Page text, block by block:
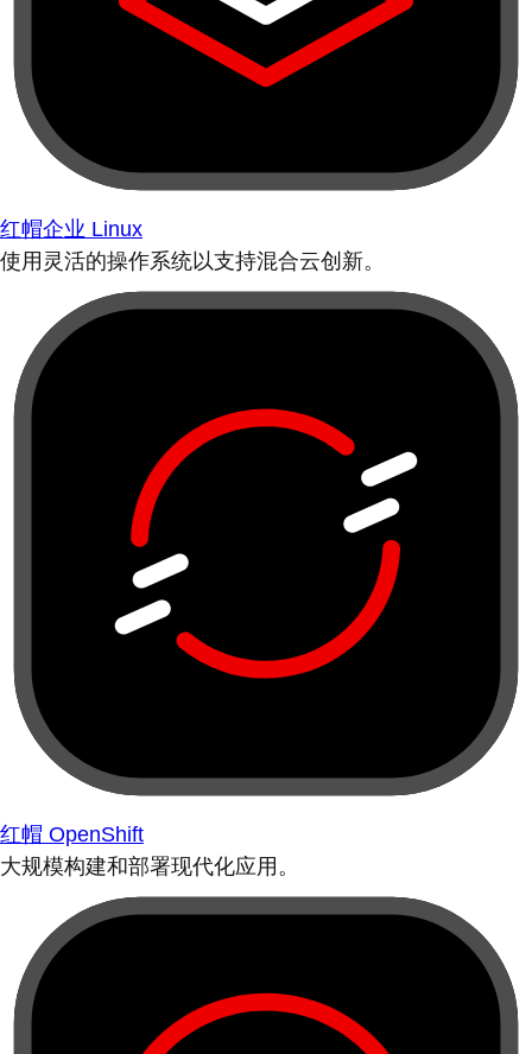
红帽企业 Linux
使用灵活的操作系统以支持混合云创新。
红帽 OpenShift
大规模构建和部署现代化应用。